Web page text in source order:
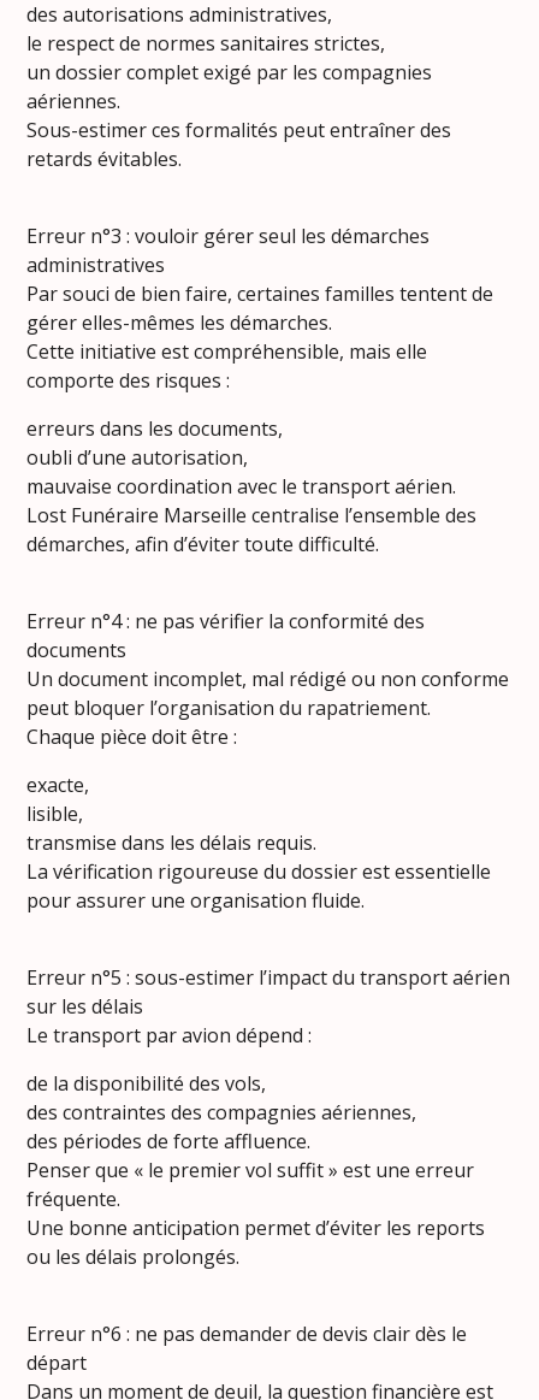
des autorisations administratives,
le respect de normes sanitaires strictes,
un dossier complet exigé par les compagnies
aériennes.
Sous-estimer ces formalités peut entraîner des
retards évitables.
Erreur n°3 : vouloir gérer seul les démarches
administratives
Par souci de bien faire, certaines familles tentent de
gérer elles-mêmes les démarches.
Cette initiative est compréhensible, mais elle
comporte des risques :
erreurs dans les documents,
oubli d’une autorisation,
mauvaise coordination avec le transport aérien.
Lost Funéraire Marseille centralise l’ensemble des
démarches, afin d’éviter toute difficulté.
Erreur n°4 : ne pas vérifier la conformité des
documents
Un document incomplet, mal rédigé ou non conforme
peut bloquer l’organisation du rapatriement.
Chaque pièce doit être :
exacte,
lisible,
transmise dans les délais requis.
La vérification rigoureuse du dossier est essentielle
pour assurer une organisation fluide.
Erreur n°5 : sous-estimer l’impact du transport aérien
sur les délais
Le transport par avion dépend :
de la disponibilité des vols,
des contraintes des compagnies aériennes,
des périodes de forte affluence.
Penser que « le premier vol suffit » est une erreur
fréquente.
Une bonne anticipation permet d’éviter les reports
ou les délais prolongés.
Erreur n°6 : ne pas demander de devis clair dès le
départ
Dans un moment de deuil, la question financière est